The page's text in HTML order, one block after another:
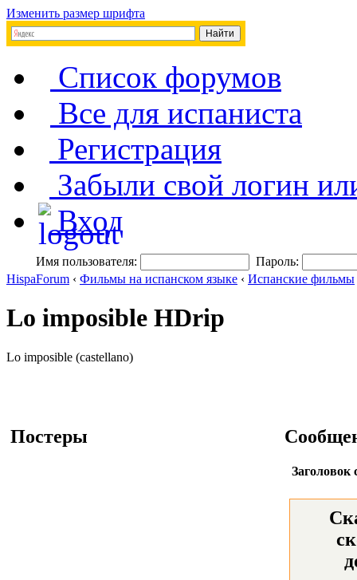
Изменить размер шрифта
Список форумов
Все для испаниста
Регистрация
Забыли свой логин
Вход
Имя пользователя:
Пароль:
HispaForum ‹ Фильмы на испанском языке ‹ Испанские фильмы
Lo imposible HDrip
Lo imposible (castellano)
Постеры
Заголовок